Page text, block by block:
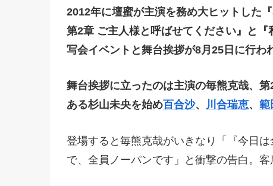
2012年に壇蜜が主演を務め大ヒットした
第2章 ご主人様と呼ばせてください』と
写会イベントと舞台挨拶が8月25日に行わ
舞台挨拶に立ったのは主演の毎熊克哉、
ある杉山未央を始め百合沙、 川合瑞恵、 範
登場すると毎熊克哉がいきなり「『今日
で、全員ノーパンです」と衝撃の告白。客